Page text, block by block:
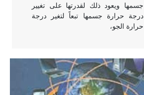
جسمها ويعود ذلك لقدرتها على تغيير
درجة حرارة جسمها تبعاً لتغير درجة
حرارة الجو،
- هل تعلم أن أبقراط كتب في الطب
أربعة مؤلفات هي: الحكم، الأدلة، تنظيم
التغذية، ورسالته في جروح الرأس.
ويعود له الفضل بأنه حرر الطب من